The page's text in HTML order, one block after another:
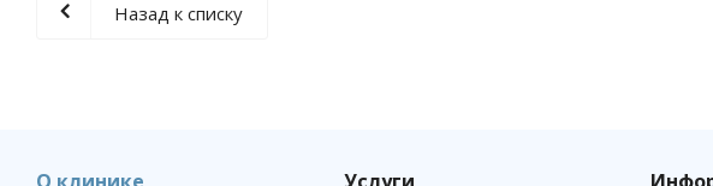
Назад к списку
О клинике Услуги